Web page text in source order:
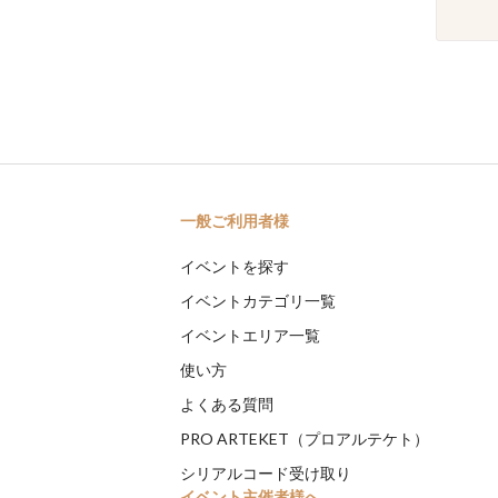
一般ご利用者様
イベントを探す
イベントカテゴリ一覧
イベントエリア一覧
使い方
よくある質問
PRO ARTEKET（プロアルテケト）
シリアルコード受け取り